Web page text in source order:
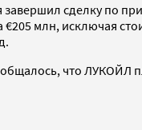
сделку по
€205 млн, исключая
что ЛУКОЙЛ